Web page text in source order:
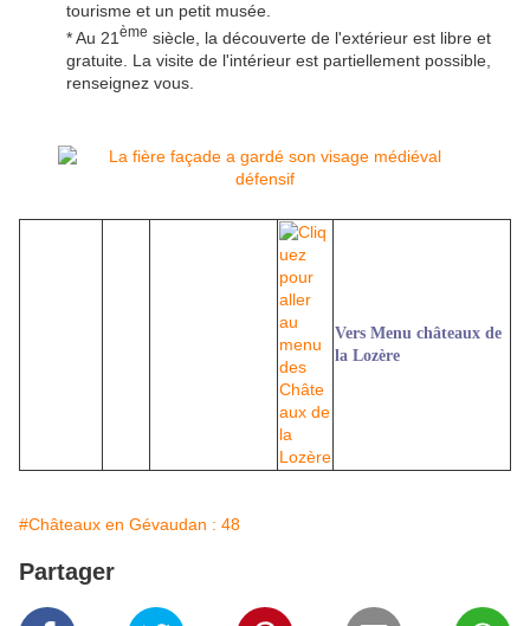
tourisme et un petit musée.
* Au 21 ème siècle, la découverte de l'extérieur est libre et
gratuite. La visite de l'intérieur est partiellement possible,
renseignez vous.
Vers Menu châteaux de
la Lozère
#Châteaux en Gévaudan : 48
Partager